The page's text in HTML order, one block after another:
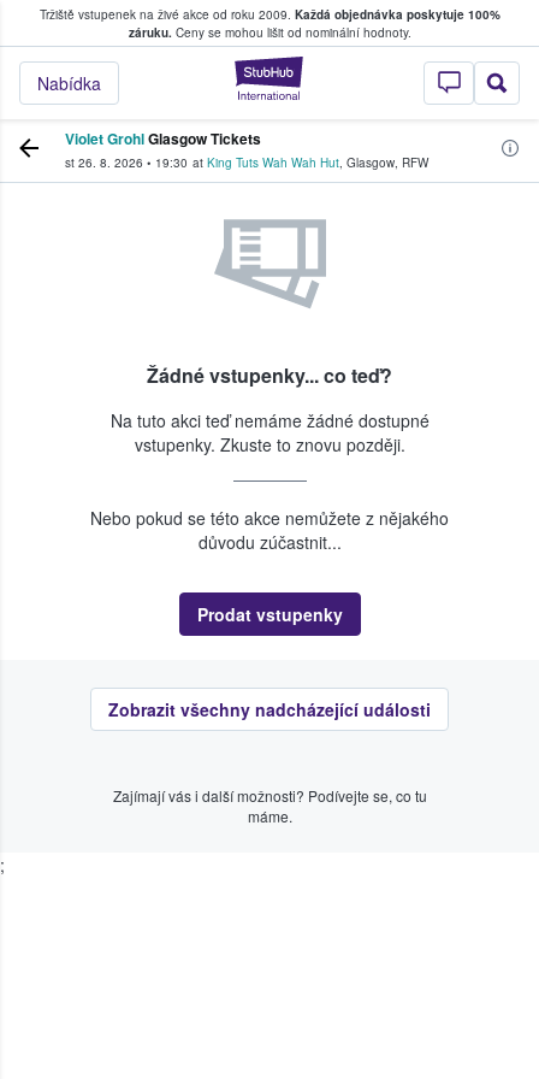
Tržiště vstupenek na živé akce od roku 2009. Každá objednávka poskytuje 100%
záruku.Ceny se mohou lišit od nominální hodnoty.
StubHub –
Nabídka
kde fanoušci kupují a prodávají vstupenky
Violet GrohlGlasgow Tickets
st 26. 8. 2026 • 19:30 at King Tuts Wah Wah Hut, Glasgow, RFW
Žádné vstupenky... co teď?
Na tuto akci teď nemáme žádné dostupné
vstupenky. Zkuste to znovu později.
Nebo pokud se této akce nemůžete z nějakého
důvodu zúčastnit...
Prodat vstupenky
Zobrazit všechny nadcházející události
Zajímají vás i další možnosti? Podívejte se, co tu
máme.
;